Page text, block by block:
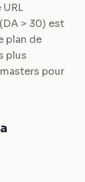
> 30) est
plan de
plus
pour